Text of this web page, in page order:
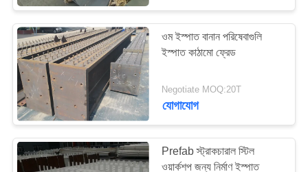
কারখানা
পরিদর্শন
গুণমান
নিয়ন্ত্রণ
আমাদের
ওম ইস্পাত বানান পরিষেবাগুলি
ইস্পাত কাঠামো ফ্রেড
Negotiate MOQ:20T
যোগাযোগ
Prefab স্ট্রাকচারাল স্টিল
ওয়ার্কশপ জন্য নির্মাণ ইস্পাত